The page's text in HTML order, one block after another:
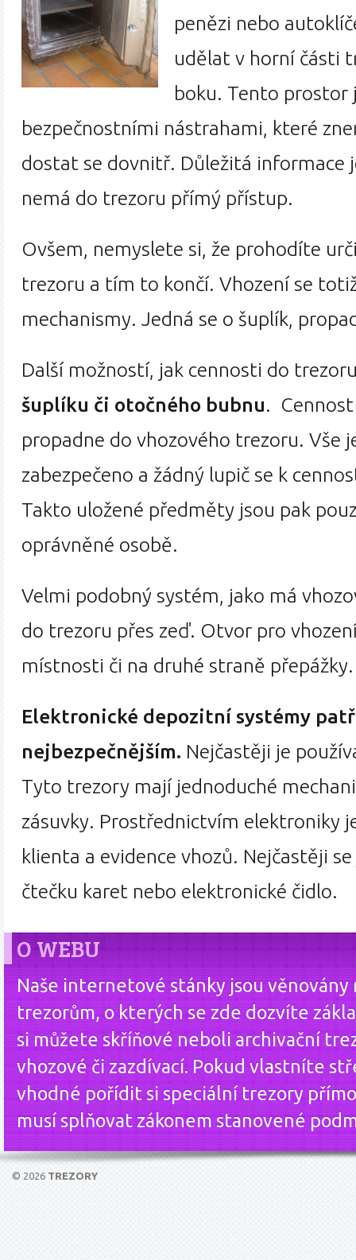
penězi nebo
udělat v horní části
boku. Tento prostor
bezpečnostními nástrahami, které
dostat se dovnitř. Důležitá informace
nemá do trezoru přímý přístup.
Ovšem, nemyslete si, že prohodíte
trezoru a tím to končí. Vhození se
mechanismy. Jedná se o šuplík,
Další možností, jak cennosti do
šuplíku či otočného bubnu.
propadne do vhozového trezoru. Vše
zabezpečeno a žádný lupič se k
Takto uložené předměty jsou pak
oprávněné osobě.
Velmi podobný systém, jako má
do trezoru přes zeď. Otvor pro
místnosti či na druhé straně přepážky.
Elektronické depozitní systémy
nejbezpečnějším. Nejčastěji je
Tyto trezory mají jednoduché
zásuvky. Prostřednictvím elektroniky
klienta a evidence vhozů. Nejčastěji
čtečku karet nebo elektronické čidlo.
O WEBU
Naše internetové stánky jsou
trezorům, o kterých se zde dozvíte
si můžete skříňové neboli archivační
vhozové či zazdívací. Pokud vlastníte
vhodné pořídit si speciální trezory
musí splňovat zákonem stanovené
© 2026 TREZORY